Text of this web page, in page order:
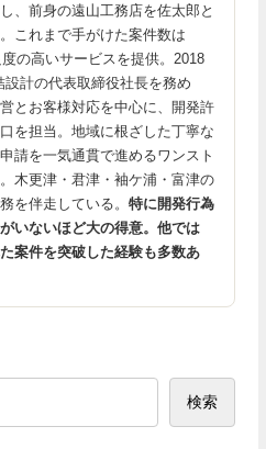
、前身の遠山工務店を佐太郎と
これまで手がけた案件数は
の高いサービスを提供。2018
計の代表取締役社長を務め
とお客様対応を中心に、開発許
を担当。地域に根ざした丁寧な
請を一気通貫で進めるワンスト
木更津・君津・袖ケ浦・富津の
を伴走している。特に開発行為
いないほど大の得意。他では
案件を突破した経験も多数あ
検索